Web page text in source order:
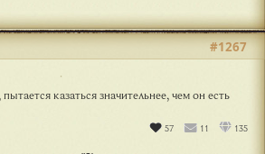
казаться значительнее, чем он есть
57 11 135
#1267